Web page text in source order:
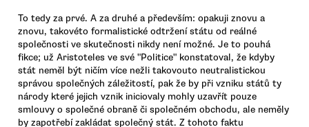
To tedy za prvé. A za druhé a především: opakuji znovu a
znovu, takovéto formalistické odtržení státu od reálné
společnosti ve skutečnosti nikdy není možné. Je to pouhá
fikce; už Aristoteles ve své "Politice" konstatoval, že kdyby
stát neměl být ničím více nežli takovouto neutralistickou
správou společných záležitostí, pak že by při vzniku států ty
národy které jejich vznik iniciovaly mohly uzavřít pouze
smlouvy o společné obraně či společném obchodu, ale neměly
by zapotřebí zakládat společný stát. Z tohoto faktu